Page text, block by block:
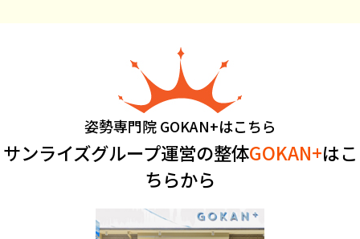
姿勢専門院 GOKAN+はこちら
サンライズグループ運営の整体GOKAN+はこ
ちらから